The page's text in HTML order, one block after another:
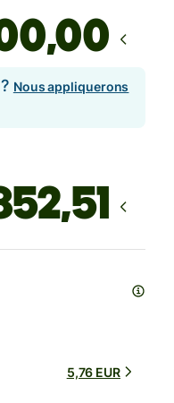
,00
Nous appliquerons
5,76 EUR